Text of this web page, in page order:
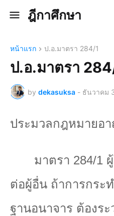
ฎีกาศึกษา
หน้าแรก ป.อ.มาตรา 284/1
ป.อ.มาตรา
by dekasuksa - ธันวาคม
ประมวลกฎหมายอ
มาตรา 284/1
ต่อผู้อื่น ถ้าการกระ
ฐานอนาจาร ต้องร